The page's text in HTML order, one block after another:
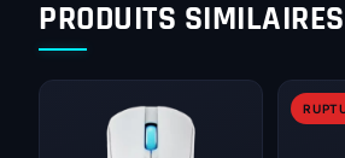
PRODUITS SIMILAIRES